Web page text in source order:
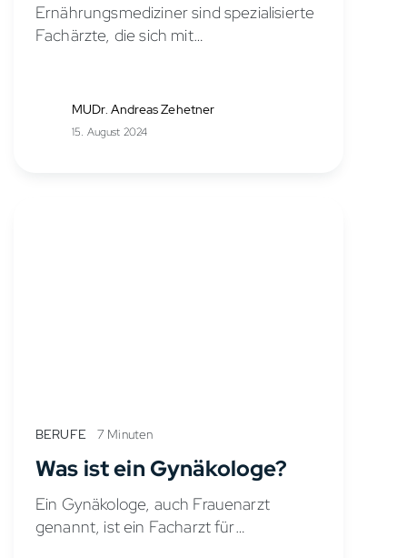
Ernährungsmediziner sind spezialisierte
Fachärzte, die sich mit
therapieren mit der Ernährung
zusammenhängende Probleme unter
MUDr. Andreas Zehetner
15. August 2024
BERUFE 7 Minuten
Was ist ein Gynäkologe?
Ein Gynäkologe, auch Frauenarzt
genannt, ist ein Facharzt für